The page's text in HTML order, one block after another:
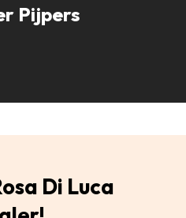
Pijpers
Di Luca